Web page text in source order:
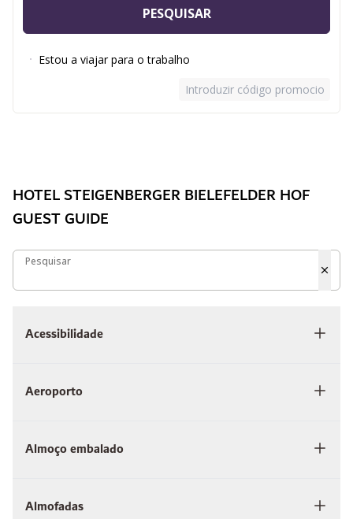
PESQUISAR
Estou a viajar para o trabalho
Introduzir código promocional
HOTEL STEIGENBERGER BIELEFELDER HOF
GUEST GUIDE
Pesquisar
Pesquisar
Acessibilidade
Aeroporto
Almoço embalado
Almofadas